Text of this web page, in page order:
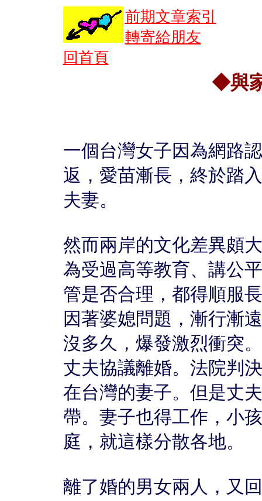
前期文章索引
轉寄給朋友
回首頁
◆與
一個台灣女子因為網路
返，愛苗漸長，終於踏
夫妻。
然而兩岸的文化差異頗
為受過高等教育、講公
管是否合理，都得順服
因著婆媳問題，漸行漸
沒多久，爆發激烈衝突
丈夫協議離婚。法院判
在台灣的妻子。但是丈
帶。妻子也得工作，小
庭，就這樣分散各地。
離了婚的男女兩人，又